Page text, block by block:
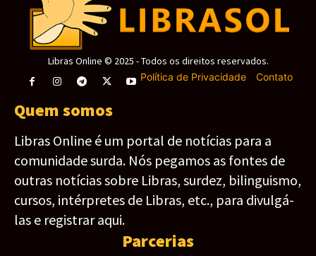
Libras Online © 2025 - Todos os direitos reservados.
Política de Privacidade- Contato
Quem somos
Libras Online é um portal de notícias para a
comunidade surda. Nós pegamos as fontes de
outras notícias sobre Libras, surdez, bilinguismo,
cursos, intérpretes de Libras, etc., para divulgá-
las e registrar aqui.
Parcerias